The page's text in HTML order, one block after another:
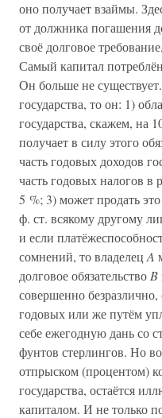
оно получает взаймы.
от должника погашения
своё долговое
Самый капитал
Он больше не
государства, то он: 1)
государства, скажем, на
получает в силу этого
часть годовых доходов
часть годовых налогов в
5 %; 3) может продать
ф. ст. всякому другому
и если
сомнений, то владелец A
долговое обязательство B
совершенно
годовых или же путём
себе ежегодную дань со
фунтов стерлингов. Но
отпрыском (процентом)
государства, остаётся
капиталом. И не только